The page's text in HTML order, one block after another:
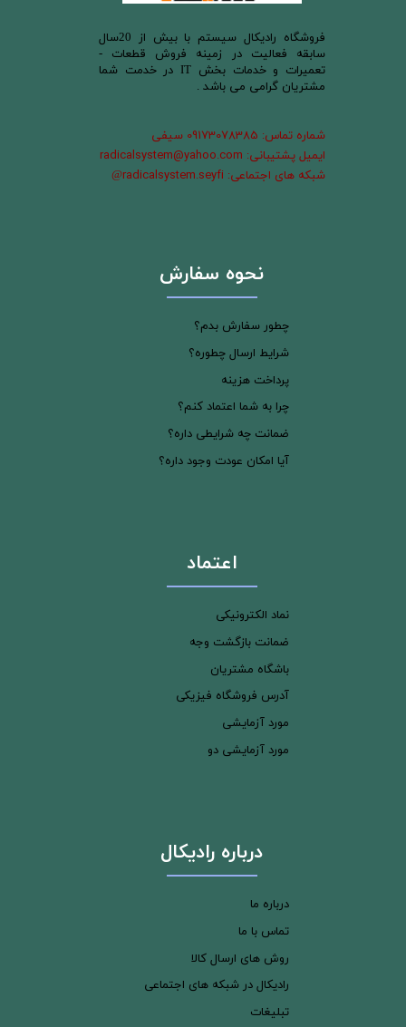
​فروشگاه رادیکال سیستم با بیش از 20سال
سابقه فعالیت در زمینه فروش قطعات -
تعمیرات و خدمات بخش IT در خدمت شما
مشتریان گرامی می باشد .
شماره تماس: 09173078385 سیفی
ایمیل پشتیبانی: radicalsystem@yahoo.com
شبکه های اجتماعی: radicalsystem.seyfi
@
نحوه سفارش
چطور سفارش بدم؟
شرایط ارسال چطوره؟
پرداخت هزینه
چرا به شما اعتماد کنم؟
ضمانت چه شرایطی داره؟
آیا امکان عودت وجود داره؟
اعتماد
نماد الکترونیکی
ضمانت بازگشت وجه
باشگاه مشتریان
آدرس فروشگاه فیزیکی
مورد آزمایشی
مورد آزمایشی دو
درباره رادیکال
درباره ما
تماس با ما
روش های ارسال کالا
رادیکال در شبکه های اجتماعی
تبلیغات